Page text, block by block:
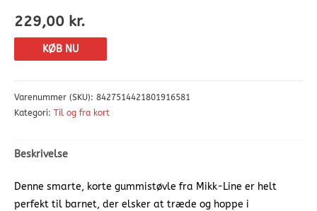
229,00 kr.
KØB NU
Varenummer (SKU): 8427514421801916581
Kategori: Til og fra kort
Beskrivelse
Denne smarte, korte gummistøvle fra Mikk-Line er helt
perfekt til barnet, der elsker at træde og hoppe i